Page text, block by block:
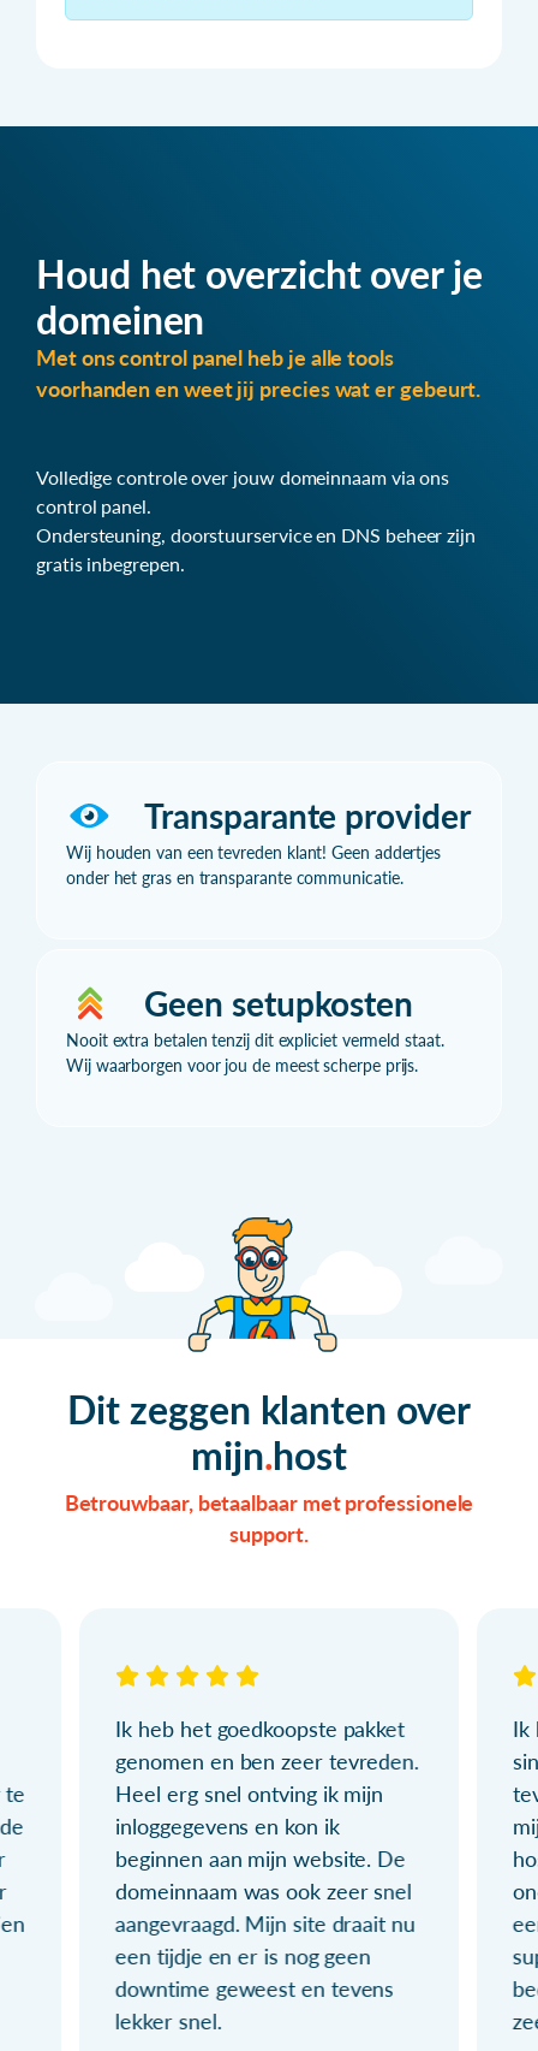
Houd het overzicht over je
domeinen
Met ons control panel heb je alle tools
voorhanden en weet jij precies wat er gebeurt.
Volledige controle over jouw domeinnaam via ons
control panel.
Ondersteuning, doorstuurservice en DNS beheer zijn
gratis inbegrepen.
Transparante provider
Wij houden van een tevreden klant! Geen addertjes
onder het gras en transparante communicatie.
Geen setupkosten
Nooit extra betalen tenzij dit expliciet vermeld staat.
Wij waarborgen voor jou de meest scherpe prijs.
Dit zeggen klanten over
mijn host
Betrouwbaar, betaalbaar met professionele
support.
te
Ik heb het goedkoopste pakket
genomen en ben zeer tevreden.
Heel erg snel ontving ik mijn
inloggegevens en kon ik
beginnen aan mijn website. De
domeinnaam was ook zeer snel
aangevraagd. Mijn site draait nu
een tijdje en er is nog geen
downtime geweest en tevens
lekker snel.
Ik